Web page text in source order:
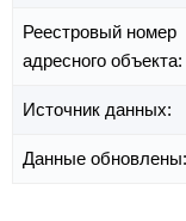
Реестровый номер
адресного объекта:
Источник данных:
Данные обновлены: